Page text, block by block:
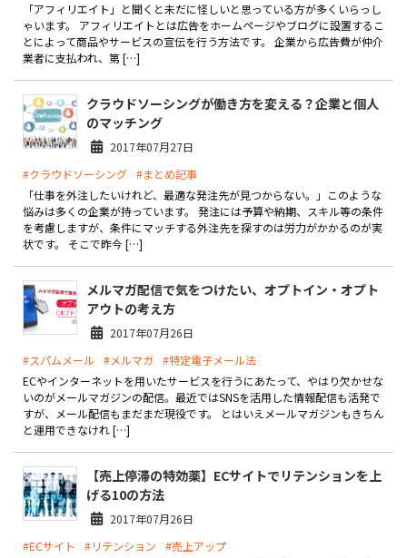
補助金活用支援
導入事例
お役立ち記事
03-6432-0346
お問い合わせ
「アフィリエイト」と聞くと未だに怪しいと思っている方が多くいらっし
ゃいます。 アフィリエイトとは広告をホームページやブログに設置するこ
とによって商品やサービスの宣伝を行う方法です。 企業から広告費が仲介
業者に支払われ、第 […]
クラウドソーシングが働き方を変える？企業と個人
のマッチング
2017年07月27日
#クラウドソーシング #まとめ記事
「仕事を外注したいけれど、最適な発注先が見つからない。」このような
悩みは多くの企業が持っています。 発注には予算や納期、スキル等の条件
を考慮しますが、条件にマッチする外注先を探すのは労力がかかるのが実
状です。 そこで昨今 […]
メルマガ配信で気をつけたい、オプトイン・オプト
アウトの考え方
2017年07月26日
#スパムメール
#メルマガ #特定電子メール法
ECやインターネットを用いたサービスを行うにあたって、やはり欠かせな
いのがメールマガジンの配信。最近ではSNSを活用した情報配信も活発で
すが、メール配信もまだまだ現役です。 とはいえメールマガジンもきちん
と運用できなけれ […]
【売上停滞の特効薬】ECサイトでリテンションを上
げる10の方法
2017年07月26日
#ECサイト
#リテンション
#売上アップ